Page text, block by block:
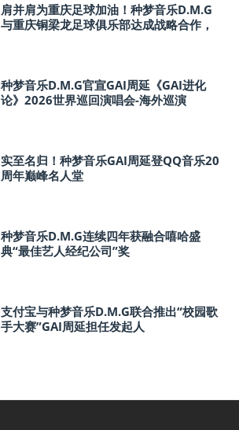
肩并肩为重庆足球加油！种梦音乐D.M.G
与重庆铜梁龙足球俱乐部达成战略合作，
种梦音乐D.M.G官宣GAI周延《GAI进化
论》2026世界巡回演唱会-海外巡演
实至名归！种梦音乐GAI周延登QQ音乐20
周年巅峰名人堂
种梦音乐D.M.G连续四年获融合嘻哈盛
典“最佳艺人经纪公司”奖
支付宝与种梦音乐D.M.G联合推出“校园歌
手大赛”GAI周延担任发起人